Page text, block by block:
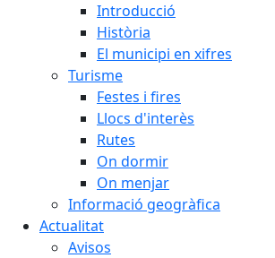
Introducció
Història
El municipi en xifres
Turisme
Festes i fires
Llocs d'interès
Rutes
On dormir
On menjar
Informació geogràfica
Actualitat
Avisos